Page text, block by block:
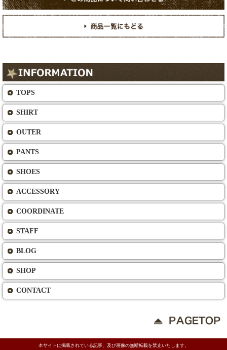
TOPS
SHIRT
OUTER
PANTS
SHOES
ACCESSORY
COORDINATE
STAFF
BLOG
SHOP
CONTACT
本サイトに掲載されている記事、及び画像の無断転載を禁止いたします。